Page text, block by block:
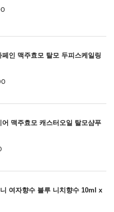
인 맥주효모 탈모 두피스케일링
어 맥주효모 캐스터오일 탈모샴푸
여자향수 블루 니치향수 10ml x